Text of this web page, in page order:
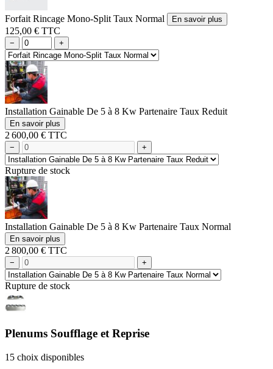
Forfait Rincage Mono-Split Taux Normal En savoir plus
125,00 € TTC
− +
Installation Gainable De 5 à 8 Kw Partenaire Taux Reduit
En savoir plus
2 600,00 € TTC
− +
Rupture de stock
Installation Gainable De 5 à 8 Kw Partenaire Taux Normal
En savoir plus
2 800,00 € TTC
− +
Rupture de stock
Plenums Soufflage et Reprise
15 choix disponibles